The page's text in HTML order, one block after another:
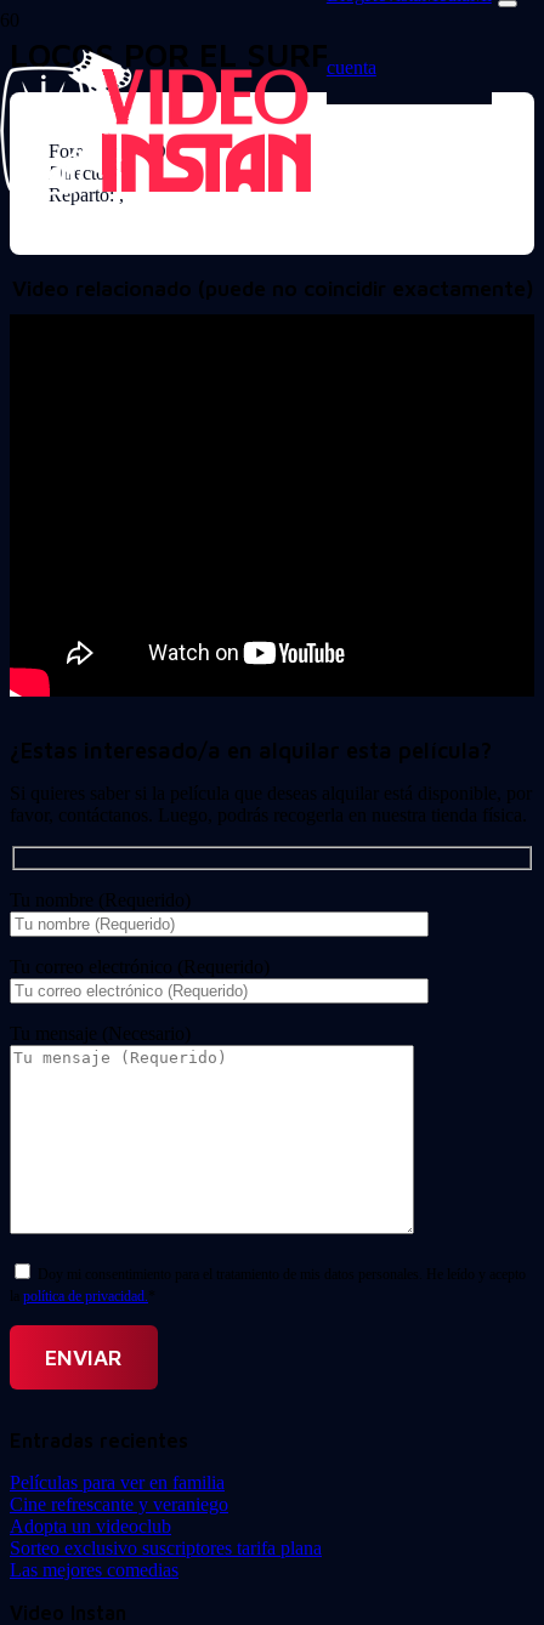
cuenta
LOCOS POR EL SURF
Formato: DVD
Director:
Reparto: ,
Video relacionado (puede no coincidir exactamente)
¿Estas interesado/a en alquilar esta película?
Si quieres saber si la película que deseas alquilar está disponible, por
favor, contáctanos. Luego, podrás recogerla en nuestra tienda física.
Tu nombre (Requerido)
Tu correo electrónico (Requerido)
Tu mensaje (Necesario)
Doy mi consentimiento para el tratamiento de mis datos personales. He leído y acepto
la política de privacidad. *
Entradas recientes
Películas para ver en familia
Cine refrescante y veraniego
Adopta un videoclub
Sorteo exclusivo suscriptores tarifa plana
Las mejores comedias
Video Instan